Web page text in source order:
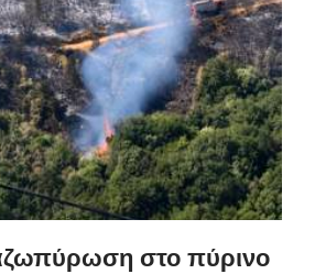
στο πύρινο